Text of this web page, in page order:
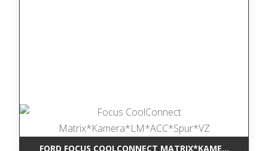
FORD FOCUS COOLCONNECT